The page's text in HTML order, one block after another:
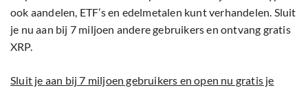
ook aandelen, ETF’s en edelmetalen kunt verhandelen. Sluit
je nu aan bij 7 miljoen andere gebruikers en ontvang gratis
XRP.
Sluit je aan bij 7 miljoen gebruikers en open nu gratis je